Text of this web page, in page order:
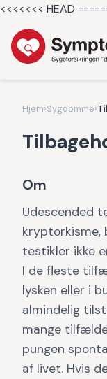
<<<<<<< HEAD
Hjem›Sygdomme›
Om
Udescended
kryptorkisme,
testikler ikke
I de fleste
lysken eller i
almindelig
mange
pungen
af livet. Hvis